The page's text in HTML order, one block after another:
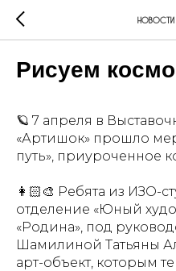
Новости
Рисуем
🪐 7 апреля в
«Артишок» прошло
путь», приуроченное
👩🏻‍🎨 Ребята из ИЗО-
отделение «Юный
«Родина», под
Шамилиной Татьяны
арт-объект, которым